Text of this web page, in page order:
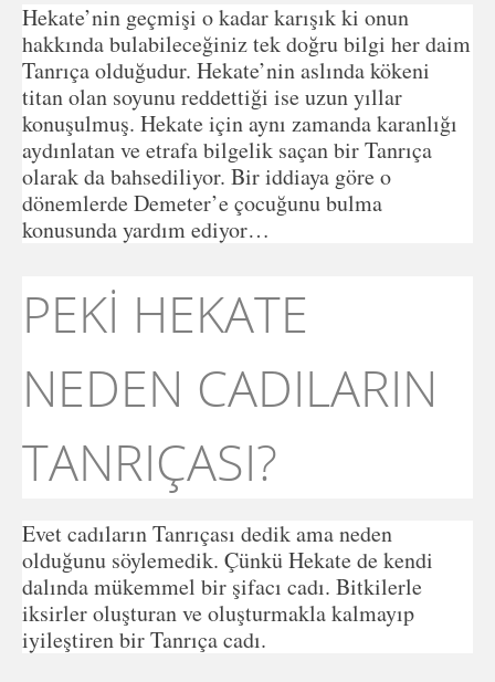
Hekate’nin geçmişi o kadar karışık ki onun
hakkında bulabileceğiniz tek doğru bilgi her daim
Tanrıça olduğudur. Hekate’nin aslında kökeni
titan olan soyunu reddettiği ise uzun yıllar
konuşulmuş. Hekate için aynı zamanda karanlığı
aydınlatan ve etrafa bilgelik saçan bir Tanrıça
olarak da bahsediliyor. Bir iddiaya göre o
dönemlerde Demeter’e çocuğunu bulma
konusunda yardım ediyor…
PEKİ HEKATE
NEDEN CADILARIN
TANRIÇASI?
Evet cadıların Tanrıçası dedik ama neden
olduğunu söylemedik. Çünkü Hekate de kendi
dalında mükemmel bir şifacı cadı. Bitkilerle
iksirler oluşturan ve oluşturmakla kalmayıp
iyileştiren bir Tanrıça cadı.